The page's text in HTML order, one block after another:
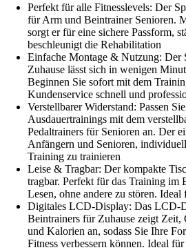
Perfekt für alle Fitnesslevels: Der
für Arm und Beintrainer Senioren.
sorgt er für eine sichere Passform,
beschleunigt die Rehabilitation
Einfache Montage & Nutzung: Der
Zuhause lässt sich in wenigen
Beginnen Sie sofort mit dem
Kundenservice schnell und
Verstellbarer Widerstand: Passen
Ausdauertrainings mit dem
Pedaltrainers für Senioren an. Der
Anfängern und Senioren,
Training zu trainieren
Leise & Tragbar: Der kompakte
tragbar. Perfekt für das Training im
Lesen, ohne andere zu stören.
Digitales LCD-Display: Das LCD-
Beintrainers für Zuhause zeigt
und Kalorien an, sodass Sie Ihre
Fitness verbessern können. Ideal